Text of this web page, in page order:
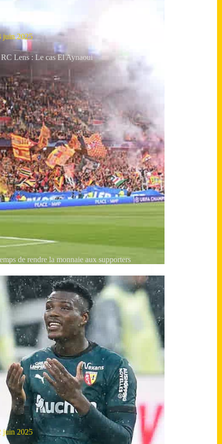
juin 2025
Lens : Le cas El Aynaoui
de rendre la monnaie aux supporters
juin 2025